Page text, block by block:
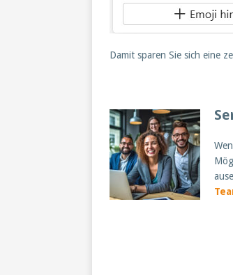
Damit sparen Sie sich eine